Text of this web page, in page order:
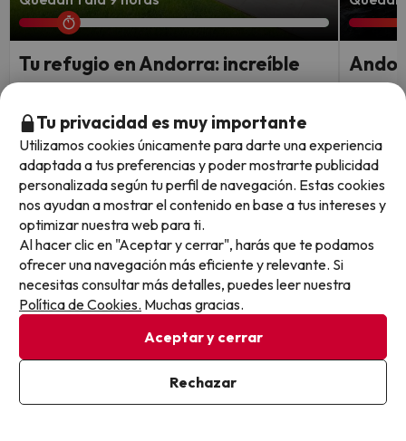
Tu refugio en Andorra: increíble
Hotel & Spa 4* en La Massana
Hotel Rutllan & Spa
8.6 418 opiniones
La Massana, Andorra
Alojamiento y desayuno
Cancelación GRATIS hasta 3 días antes
Fechas disponibles: hasta el 1
de diciembre de 2026.
2 noches desde
89 €/pers.
La
La
Media
Ver todos los chollos
Tu privacidad es muy importante
Utilizamos cookies únicamente para darte una experiencia
adaptada a tus preferencias y poder mostrarte publicidad
personalizada según tu perfil de navegación. Estas cookies
nos ayudan a mostrar el contenido en base a tus intereses y
optimizar nuestra web para ti.
Al hacer clic en "Aceptar y cerrar", harás que te podamos
ofrecer una navegación más eficiente y relevante. Si
necesitas consultar más detalles, puedes leer nuestra
Política de Cookies. Muchas gracias.
Aceptar y cerrar
Rechazar